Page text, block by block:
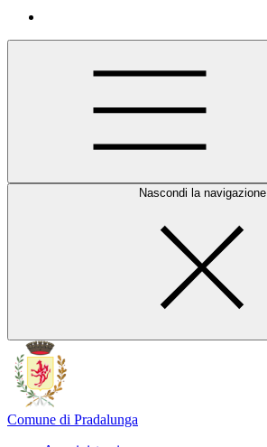
Nascondi la navigazione
Comune di Pradalunga